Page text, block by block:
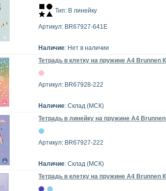
Тип: В линейку
Артикул: BR67927-641E
Наличие: Нет в наличии
Тетрадь в клетку на пружине А4 Brunnen
Артикул: BR67928-222
Наличие: Склад (МСК)
Тетрадь в линейку на пружине А4
Артикул: BR67927-222
Наличие: Склад (МСК)
Тетрадь в клетку на пружине А4 Brunnen